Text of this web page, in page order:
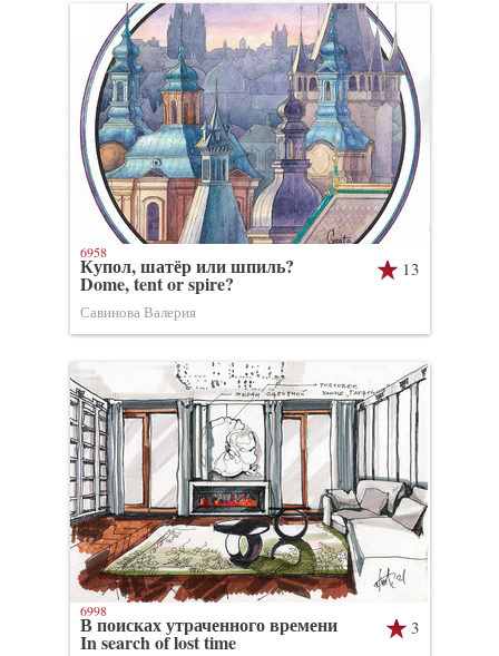
13
Купол, шатёр или шпиль?
Dome, tent or spire?
Савинова Валерия
6958
3
В поисках утраченного времени
In search of lost time
6998